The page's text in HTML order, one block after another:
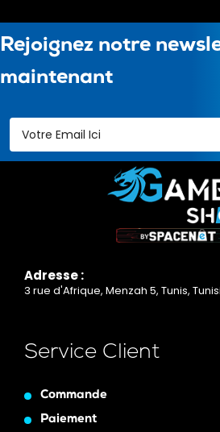
Rejoignez notre
maintenant
Adresse :
3 rue d'Afrique, Menzah 5, Tunis,
Service Client
Commande
Paiement